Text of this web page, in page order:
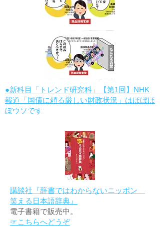
●新科目「トレンド研究科」【第1回】NHK
報道「国債に頼る厳しい財政状況」はほぼほ
ぼウソです
講談社『辞書ではわからないニッポン
笑える日本語辞典』
電子書籍で販売中。
☞こちらへどうぞ